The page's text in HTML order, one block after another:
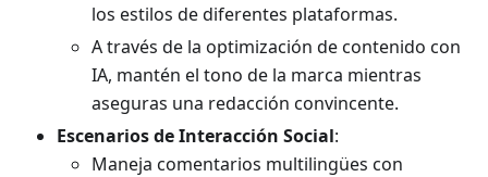
los estilos de diferentes plataformas.
A través de la optimización de contenido con
IA, mantén el tono de la marca mientras
aseguras una redacción convincente.
Escenarios de Interacción Social:
Maneja comentarios multilingües con